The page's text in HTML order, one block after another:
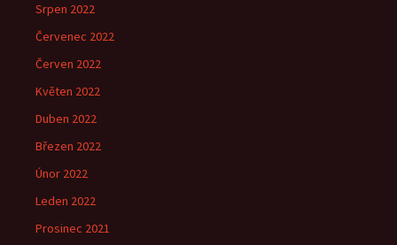
Srpen 2022
Červenec 2022
Červen 2022
Květen 2022
Duben 2022
Březen 2022
Únor 2022
Leden 2022
Prosinec 2021